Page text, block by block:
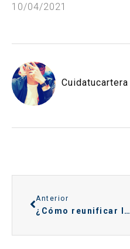
10/04/2021
Cuidatucartera
Anterior
¿Cómo reunificar las deudas con Santander?